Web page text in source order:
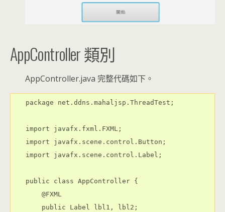
AppController 類別
AppController.java 完整代碼如下。
package net.ddns.mahaljsp.ThreadTest;
import javafx.fxml.FXML;
import javafx.scene.control.Button;
import javafx.scene.control.Label;
public class AppController {
    @FXML
    public Label lbl1, lbl2;